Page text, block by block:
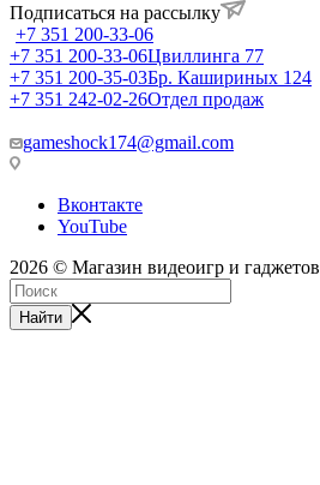
Подписаться на рассылку
+7 351 200-33-06
+7 351 200-33-06Цвиллинга 77
+7 351 200-35-03Бр. Кашириных 124
+7 351 242-02-26Отдел продаж
gameshock174@gmail.com
Вконтакте
YouTube
2026 © Магазин видеоигр и гаджетов
Найти